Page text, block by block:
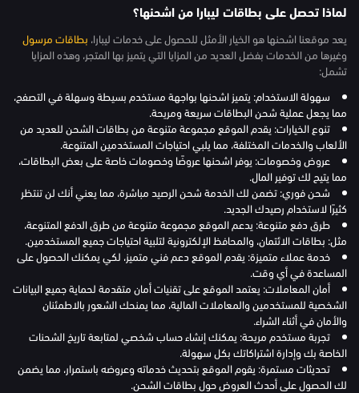
لماذا تحصل على بطاقات ليبارا من اشحنها؟
يعد موقعنا اشحنها هو الخيار الأمثل للحصول على خدمات ليبارا، بطاقات مرسول
وغيرها من الخدمات بفضل العديد من المزايا التي يتميز بها المتجر، وهذه المزايا
تشمل:
سهولة الاستخدام: يتميز اشحنها بواجهة مستخدم بسيطة وسهلة في التصفح،
مما يجعل عملية شحن البطاقات سريعة ومريحة.
تنوع الخيارات: يقدم الموقع مجموعة متنوعة من بطاقات الشحن للعديد من
الألعاب والخدمات المختلفة، مما يلبي احتياجات المستخدمين المتنوعة.
عروض وخصومات: يوفر اشحنها عروضًا وخصومات خاصة على بعض البطاقات،
مما يتيح لك توفير المال.
شحن فوري: تضمن لك الخدمة شحن الرصيد مباشرة، مما يعني أنك لن تنتظر
كثيرًا لاستخدام رصيدك الجديد.
طرق دفع متنوعة: يدعم الموقع مجموعة متنوعة من طرق الدفع المتنوعة،
مثل: بطاقات الائتمان، والمحافظ الإلكترونية لتلبية احتياجات جميع المستخدمين.
خدمة عملاء متميزة: يقدم الموقع دعم فني متميز، لكي يمكنك الحصول على
المساعدة في أي وقت.
أمان المعاملات: يعتمد الموقع على تقنيات أمان متقدمة لحماية جميع البيانات
الشخصية للمستخدمين والمعاملات المالية، مما يمنحك الشعور بالاطمئنان
والأمان في أثناء الشراء.
تجربة مستخدم مريحة: يمكنك إنشاء حساب شخصي لمتابعة تاريخ الشحنات
الخاصة بك وإدارة اشتراكاتك بكل سهولة.
تحديثات مستمرة: يقوم الموقع بتحديث خدماته وعروضه باستمرار، مما يضمن
لك الحصول على أحدث العروض حول بطاقات الشحن.